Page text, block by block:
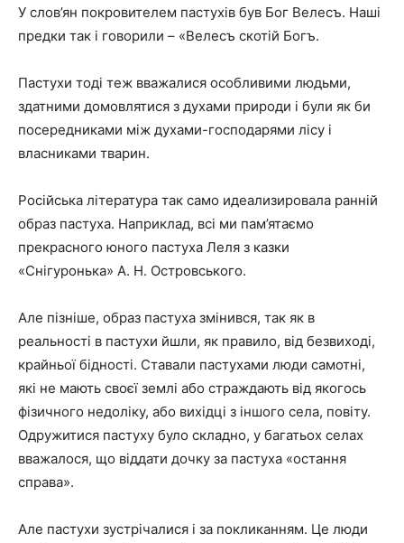
У слов’ян покровителем пастухів був Бог Велесъ. Наші
предки так і говорили – «Велесъ скотій Богъ.
Пастухи тоді теж вважалися особливими людьми,
здатними домовлятися з духами природи і були як би
посередниками між духами-господарями лісу і
власниками тварин.
Російська література так само идеализировала ранній
образ пастуха. Наприклад, всі ми пам’ятаємо
прекрасного юного пастуха Леля з казки
«Снігуронька» А. Н. Островського.
Але пізніше, образ пастуха змінився, так як в
реальності в пастухи йшли, як правило, від безвиході,
крайньої бідності. Ставали пастухами люди самотні,
які не мають своєї землі або страждають від якогось
фізичного недоліку, або вихідці з іншого села, повіту.
Одружитися пастуху було складно, у багатьох селах
вважалося, що віддати дочку за пастуха «остання
справа».
Але пастухи зустрічалися і за покликанням. Це люди